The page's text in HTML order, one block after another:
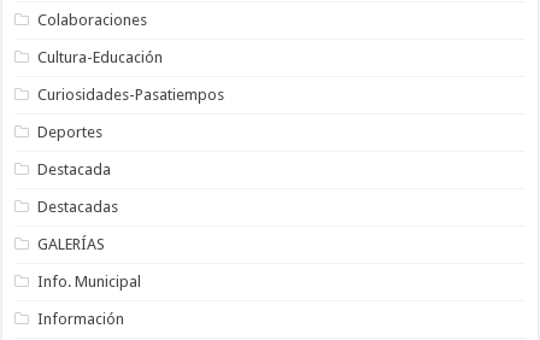
Colaboraciones
Cultura-Educación
Curiosidades-Pasatiempos
Deportes
Destacada
Destacadas
GALERÍAS
Info. Municipal
Información